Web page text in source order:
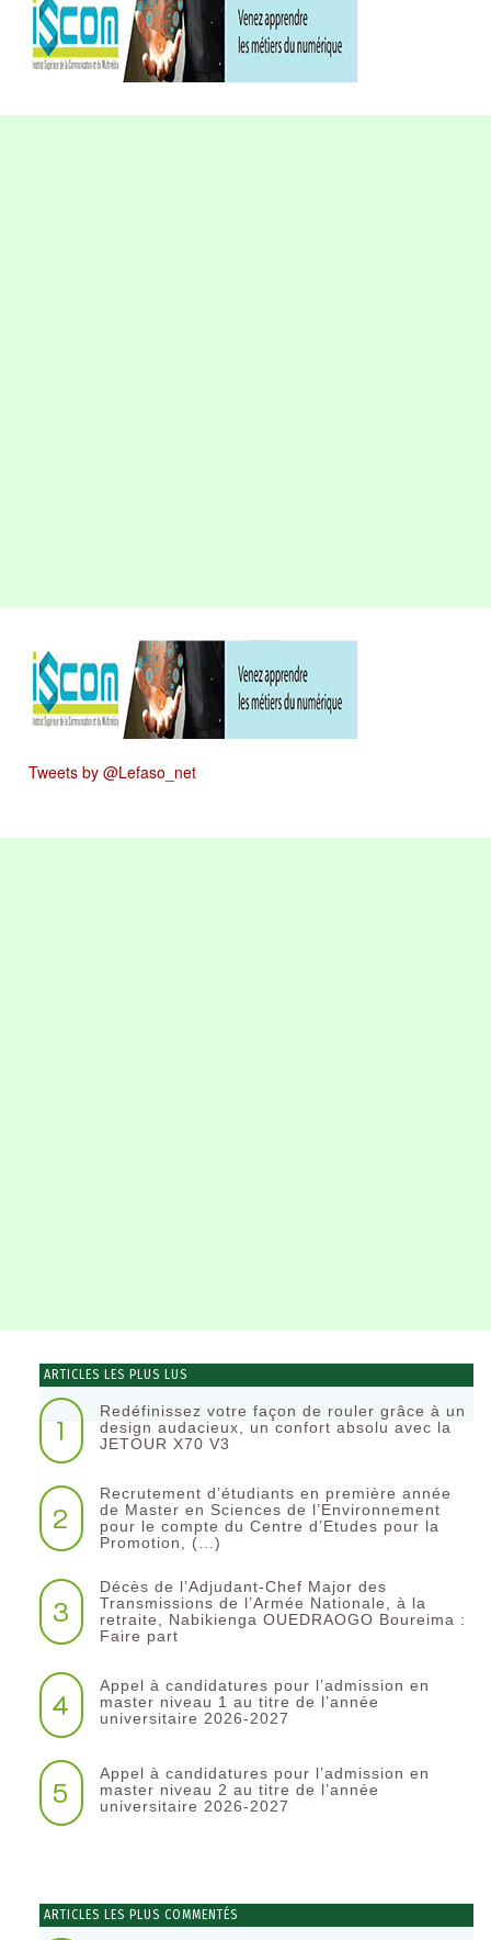
Tweets by @Lefaso_net
ARTICLES LES PLUS LUS
1
Redéfinissez votre façon de rouler grâce à un
design audacieux, un confort absolu avec la
JETOUR X70 V3
2
Recrutement d’étudiants en première année
de Master en Sciences de l’Environnement
pour le compte du Centre d’Etudes pour la
Promotion, (…)
3
Décès de l’Adjudant-Chef Major des
Transmissions de l’Armée Nationale, à la
retraite, Nabikienga OUEDRAOGO Boureima :
Faire part
4
Appel à candidatures pour l’admission en
master niveau 1 au titre de l’année
universitaire 2026-2027
5
Appel à candidatures pour l’admission en
master niveau 2 au titre de l’année
universitaire 2026-2027
ARTICLES LES PLUS COMMENTÉS